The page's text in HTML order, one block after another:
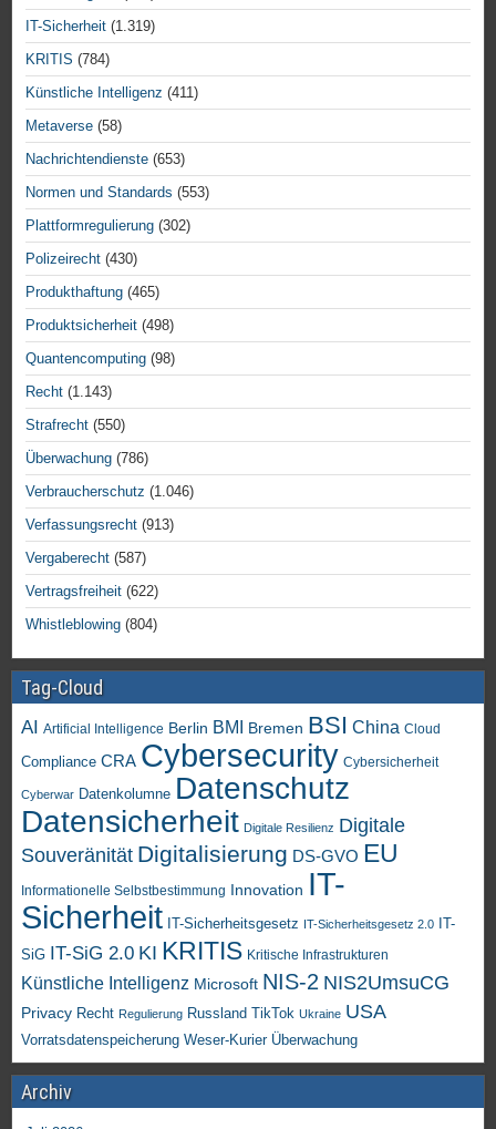
IT-Sicherheit (1.319)
KRITIS (784)
Künstliche Intelligenz (411)
Metaverse (58)
Nachrichtendienste (653)
Normen und Standards (553)
Plattformregulierung (302)
Polizeirecht (430)
Produkthaftung (465)
Produktsicherheit (498)
Quantencomputing (98)
Recht (1.143)
Strafrecht (550)
Überwachung (786)
Verbraucherschutz (1.046)
Verfassungsrecht (913)
Vergaberecht (587)
Vertragsfreiheit (622)
Whistleblowing (804)
Tag-Cloud
AI Artificial Intelligence Berlin BMI Bremen BSI China Cloud
Compliance CRA Cybersecurity Cybersicherheit
Cyberwar Datenkolumne Datenschutz
Datensicherheit Digitale Resilienz Digitale
Souveränität Digitalisierung DS-GVO EU
Informationelle Selbstbestimmung Innovation IT-
Sicherheit IT-Sicherheitsgesetz IT-Sicherheitsgesetz 2.0
IT-
SiG IT-SiG 2.0 KI KRITIS Kritische Infrastrukturen
Künstliche Intelligenz Microsoft NIS-2 NIS2UmsuCG
Privacy Recht Regulierung Russland TikTok Ukraine USA
Vorratsdatenspeicherung Weser-Kurier Überwachung
Archiv